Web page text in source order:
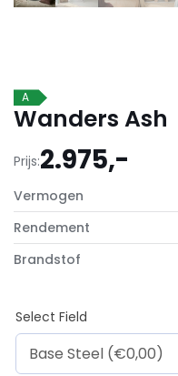
A
Wanders Ash
Prijs:2.975,-
Vermogen
Rendement
Brandstof
Select Field